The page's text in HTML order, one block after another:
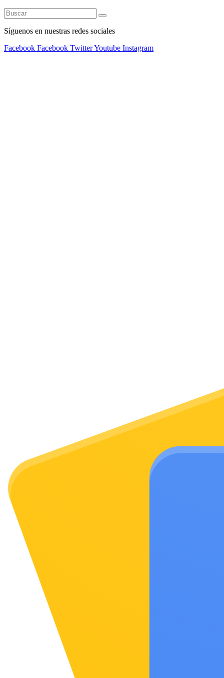
Síguenos en nuestras redes sociales
Facebook Facebook TwitterYoutube Instagram